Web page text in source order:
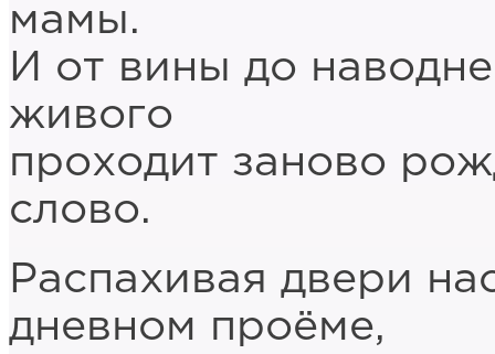
мамы.
И от вины до
живого
проходит заново
слово.
Распахивая двери
дневном проёме,